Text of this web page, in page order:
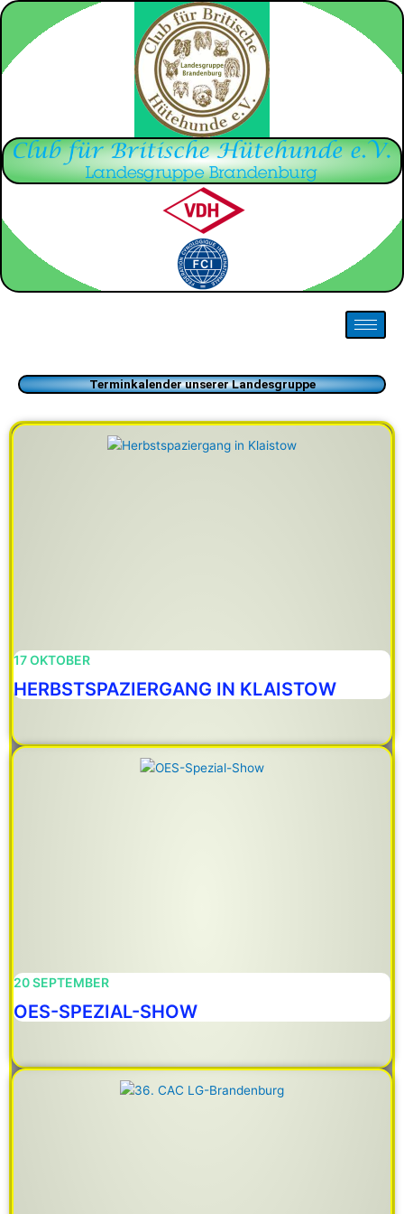
Zum
springen
Terminkalender unserer Landesgruppe
17 OKTOBER
HERBSTSPAZIERGANG IN KLAISTOW
20 SEPTEMBER
OES-SPEZIAL-SHOW